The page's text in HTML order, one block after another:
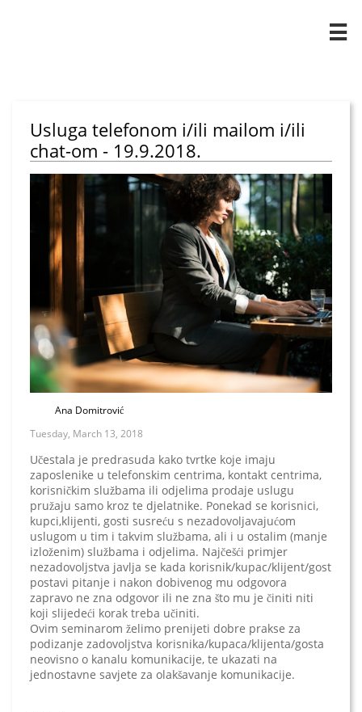

Usluga telefonom i/ili mailom i/ili
chat-om - 19.9.2018.
Ana Domitrović
Tuesday, March 13, 2018
Učestala je predrasuda kako tvrtke koje imaju
zaposlenike u telefonskim centrima, kontakt centrima,
korisničkim službama ili odjelima prodaje uslugu
pružaju samo kroz te djelatnike. Ponekad se korisnici,
kupci,klijenti, gosti susreću s nezadovoljavajućom
uslugom u tim i takvim službama, ali i u ostalim (manje
izloženim) službama i odjelima. Najčešći primjer
nezadovoljstva javlja se kada korisnik/kupac/klijent/gost
postavi pitanje i nakon dobivenog mu odgovora
zapravo ne zna odgovor ili ne zna što mu je činiti niti
koji slijedeći korak treba učiniti.
Ovim seminarom želimo prenijeti dobre prakse za
podizanje zadovoljstva korisnika/kupaca/klijenta/gosta
neovisno o kanalu komunikacije, te ukazati na
jednostavne savjete za olakšavanje komunikacije.